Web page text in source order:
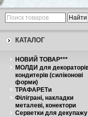
КАТАЛОГ
НОВИЙ ТОВАР***
МОЛДИ для декораторів
кондитерів (силіконові
форми)
ТРАФАРЕТи
Філіграні, накладки
металеві, конектори
Серветки для декупажу